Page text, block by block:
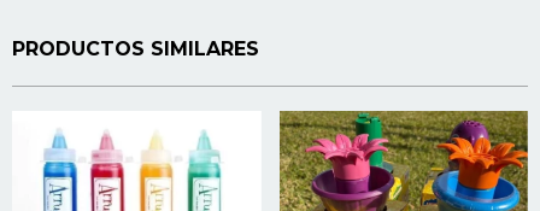
PRODUCTOS SIMILARES